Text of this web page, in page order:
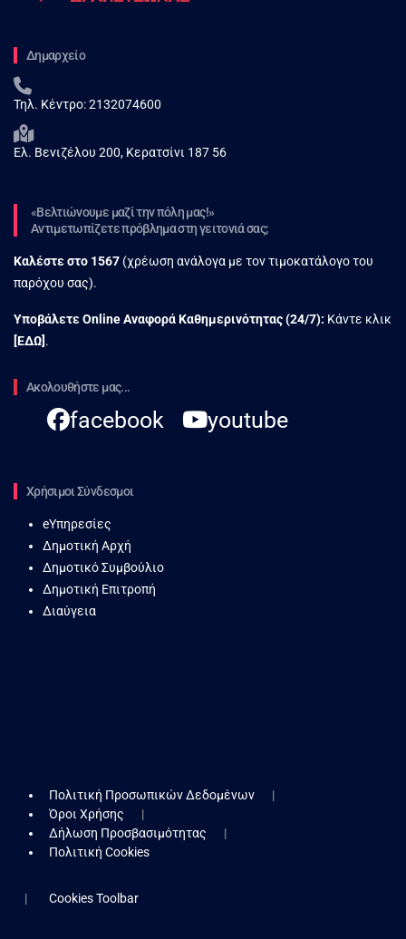
Δημαρχείο
Τηλ. Κέντρο:2132074600
Ελ. Βενιζέλου 200, Κερατσίνι 187 56
«Βελτιώνουμε μαζί την πόλη μας!»
Αντιμετωπίζετε πρόβλημα στη γειτονιά σας;
Καλέστε στο 1567 (χρέωση ανάλογα με τον τιμοκατάλογο του
παρόχου σας).
Υποβάλετε Online Αναφορά Kαθημερινότητας (24/7): Κάντε κλικ
[ΕΔΩ] .
Ακολουθήστε μας...
facebook youtube
Χρήσιμοι Σύνδεσμοι
eΥπηρεσίες
Δημοτική Αρχή
Δημοτικό Συμβούλιο
Δημοτική Επιτροπή
Διαύγεια
Πολιτική Προσωπικών Δεδομένων
Όροι Χρήσης
Δήλωση Προσβασιμότητας
Πολιτική Cookies
Cookies Toolbar